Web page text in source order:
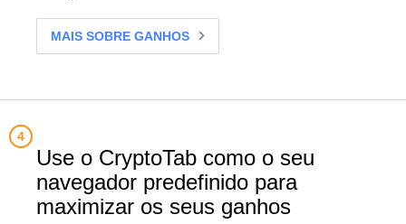
MAIS SOBRE GANHOS
Use o CryptoTab como o seu
navegador predefinido para
maximizar os seus ganhos